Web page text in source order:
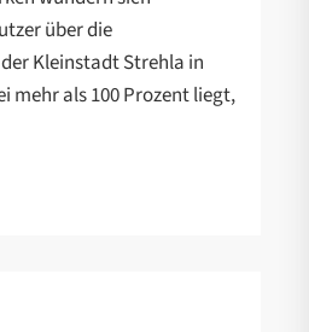
über die
Kleinstadt Strehla in
mehr als 100 Prozent liegt,